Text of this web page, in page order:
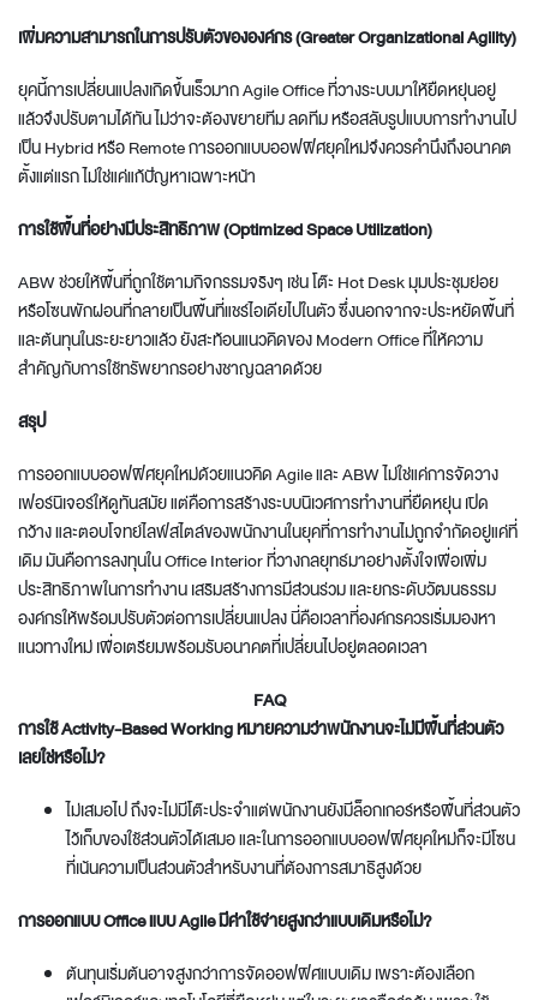
เพิ่มความสามารถในการปรับตัวขององค์กร (Greater Organizational Agility)
ยุคนี้การเปลี่ยนแปลงเกิดขึ้นเร็วมาก Agile Office ที่วางระบบมาให้ยืดหยุ่นอยู่
แล้วจึงปรับตามได้ทัน ไม่ว่าจะต้องขยายทีม ลดทีม หรือสลับรูปแบบการทำงานไป
เป็น Hybrid หรือ Remote การออกแบบออฟฟิศยุคใหม่จึงควรคำนึงถึงอนาคต
ตั้งแต่แรก ไม่ใช่แค่แก้ปัญหาเฉพาะหน้า
การใช้พื้นที่อย่างมีประสิทธิภาพ (Optimized Space Utilization)
ABW ช่วยให้พื้นที่ถูกใช้ตามกิจกรรมจริงๆ เช่น โต๊ะ Hot Desk มุมประชุมย่อย
หรือโซนพักผ่อนที่กลายเป็นพื้นที่แชร์ไอเดียไปในตัว ซึ่งนอกจากจะประหยัดพื้นที่
และต้นทุนในระยะยาวแล้ว ยังสะท้อนแนวคิดของModern Officeที่ให้ความ
สำคัญกับการใช้ทรัพยากรอย่างชาญฉลาดด้วย
สรุป
การออกแบบออฟฟิศยุคใหม่ด้วยแนวคิด Agile และ ABW ไม่ใช่แค่การจัดวาง
เฟอร์นิเจอร์ให้ดูทันสมัย แต่คือการสร้างระบบนิเวศการทำงานที่ยืดหยุ่น เปิด
กว้าง และตอบโจทย์ไลฟ์สไตล์ของพนักงานในยุคที่การทำงานไม่ถูกจำกัดอยู่แค่ที่
เดิม มันคือการลงทุนในOffice Interiorที่วางกลยุทธ์มาอย่างตั้งใจเพื่อเพิ่ม
ประสิทธิภาพในการทำงาน เสริมสร้างการมีส่วนร่วม และยกระดับวัฒนธรรม
องค์กรให้พร้อมปรับตัวต่อการเปลี่ยนแปลง นี่คือเวลาที่องค์กรควรเริ่มมองหา
แนวทางใหม่ เพื่อเตรียมพร้อมรับอนาคตที่เปลี่ยนไปอยู่ตลอดเวลา
FAQ
การใช้ Activity-Based Working หมายความว่าพนักงานจะไม่มีพื้นที่ส่วนตัว
เลยใช่หรือไม่?
ไม่เสมอไป ถึงจะไม่มีโต๊ะประจำแต่พนักงานยังมีล็อกเกอร์หรือพื้นที่ส่วนตัว
ไว้เก็บของใช้ส่วนตัวได้เสมอ และในการออกแบบออฟฟิศยุคใหม่ก็จะมีโซน
ที่เน้นความเป็นส่วนตัวสำหรับงานที่ต้องการสมาธิสูงด้วย
การออกแบบ Office แบบ Agile มีค่าใช้จ่ายสูงกว่าแบบเดิมหรือไม่?
ต้นทุนเริ่มต้นอาจสูงกว่าการจัดออฟฟิศแบบเดิม เพราะต้องเลือก